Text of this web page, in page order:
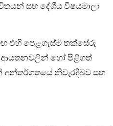
සහ දේශීය විෂයමාලා
එහි පෙළගැස්ම තක්සේරු
ආයතනවලින් හෝ පිළිගත්
නිවැරදිබව සහ